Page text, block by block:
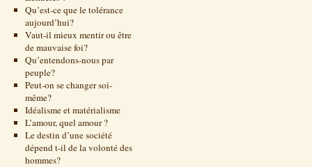
Qu’est-ce que le tolérance
aujourd’hui?
Vaut-il mieux mentir ou être
de mauvaise foi?
Qu’entendons-nous par
peuple?
Peut-on se changer soi-
même?
Idéalisme et matérialisme
L’amour, quel amour ?
Le destin d’une société
dépend t-il de la volonté des
hommes?